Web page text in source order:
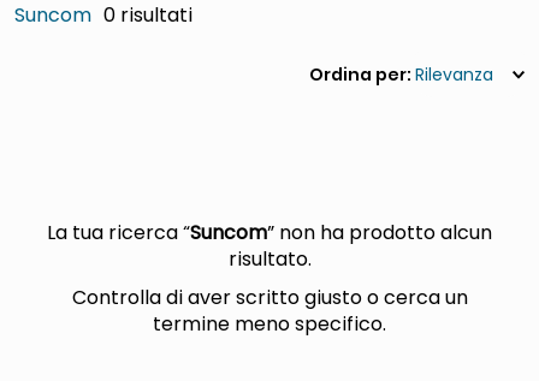
porta tv
elenco telefonico
pattumiera raccolta differenziata
asciuga capelli spazzola
Suncom 0
Rilevanza
La tua ricerca “Suncom” non ha prodotto alcun
risultato.
Controlla di aver scritto giusto o cerca un
termine meno specifico.